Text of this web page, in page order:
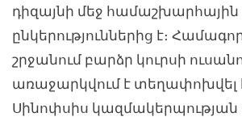
դիզայնի մեջ համաշխարհային
ընկերություններից է։
շրջանում բարձր կուրսի
առաջարկվում է տեղափոխվել
Սինոփսիս կազմակերպության